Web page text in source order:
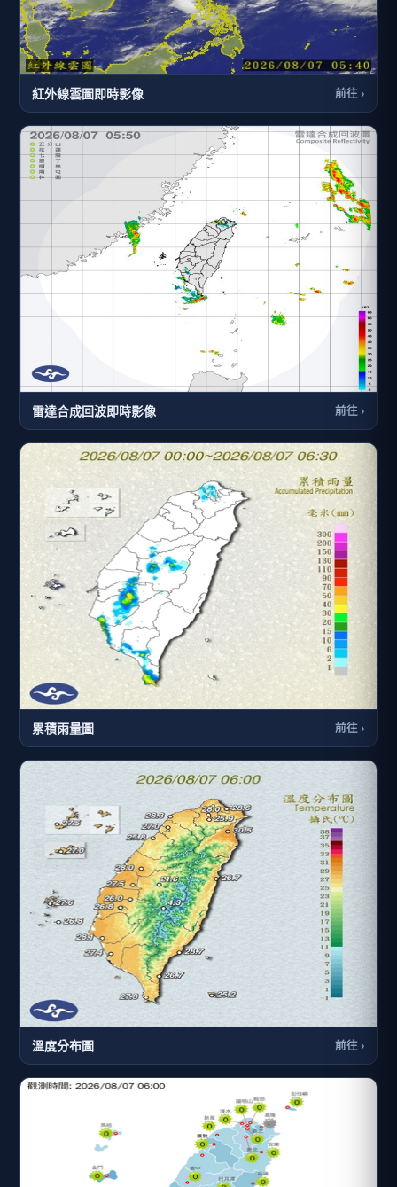
紅外線雲圖即時影像 前往 ›
雷達合成回波即時影像 前往 ›
累積雨量圖 前往 ›
溫度分布圖 前往 ›